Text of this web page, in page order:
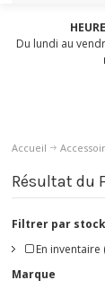
Du lundi au
Accueil
Résultat du
Filtrer par stock
En inventaire
Marque